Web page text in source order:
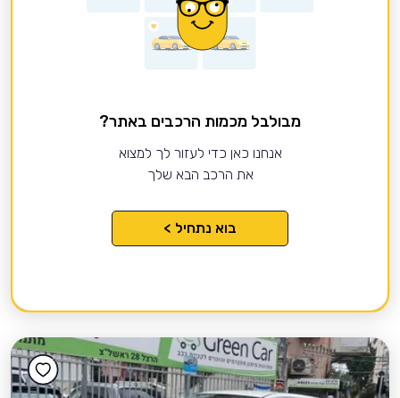
מבולבל מכמות הרכבים באתר?
אנחנו כאן כדי לעזור לך למצוא
את הרכב הבא שלך
בוא נתחיל >